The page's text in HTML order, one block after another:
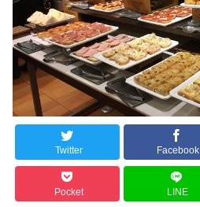
Twitter Facebook
Pocket LINE